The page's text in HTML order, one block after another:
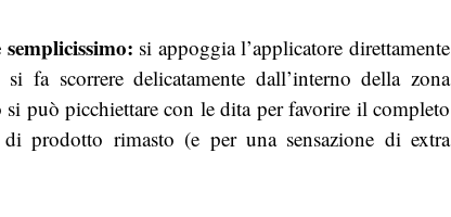
si appoggia l’applicatore direttamente
fa scorrere delicatamente dall’interno della zona
si può picchiettare con le dita per favorire il completo
di prodotto rimasto (e per una sensazione di extra